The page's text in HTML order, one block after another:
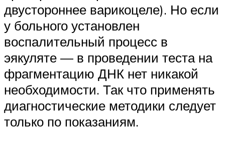
двустороннее варикоцеле). Но если
у больного установлен
воспалительный процесс в
эякуляте — в проведении теста на
фрагментацию ДНК нет никакой
необходимости. Так что применять
диагностические методики следует
только по показаниям.